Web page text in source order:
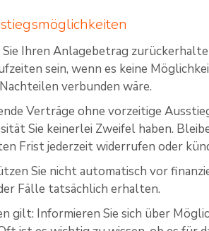
Sie Ihren Anlagebetrag
sein, wenn es keine
verbunden wäre.
Verträge ohne vorzeitige
Sie keinerlei Zweifel haben.
Frist jederzeit widerrufen oder
Sie nicht automatisch vor
Fälle tatsächlich erhalten.
gilt: Informieren Sie sich über